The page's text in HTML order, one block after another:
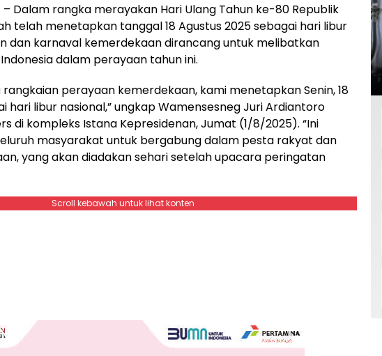
– Dalam rangka merayakan Hari Ulang Tahun ke-80 Republik
telah menetapkan tanggal 18 Agustus 2025 sebagai hari libur
dan karnaval kemerdekaan dirancang untuk melibatkan
dalam perayaan tahun ini.
rangkaian perayaan kemerdekaan, kami menetapkan Senin, 18
hari libur nasional,” ungkap Wamensesneg Juri Ardiantoro
di kompleks Istana Kepresidenan, Jumat (1/8/2025). “Ini
masyarakat untuk bergabung dalam pesta rakyat dan
yang akan diadakan sehari setelah upacara peringatan
Scroll kebawah untuk lihat konten